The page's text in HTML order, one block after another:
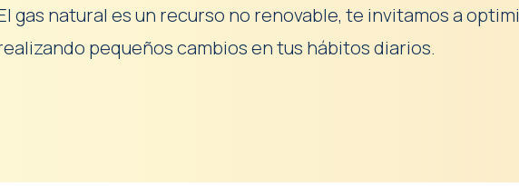
gas natural es un recurso no renovable, te invitamos a
pequeños cambios en tus hábitos diarios.